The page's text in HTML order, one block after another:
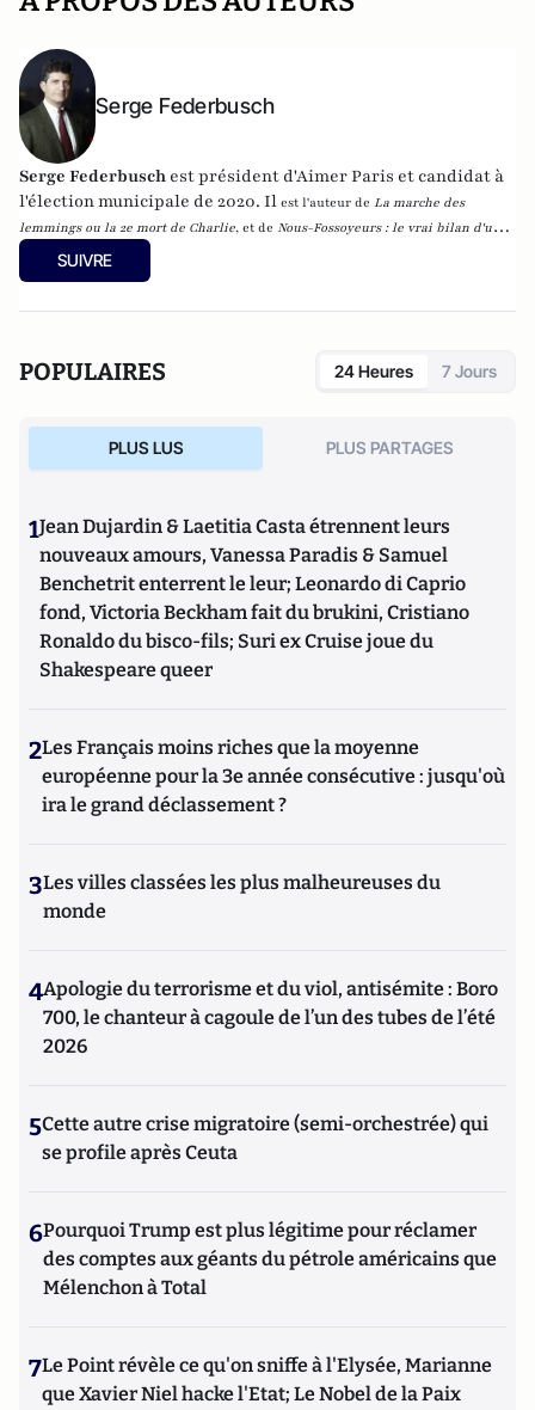
Serge Federbusch
Serge Federbusch est président d'Aimer Paris et candidat à
l'élection municipale de 2020. Il est l'auteur de La marche des
lemmings ou la 2e mort de Charlie, et de Nous-Fossoyeurs : le vrai bilan d'un
fatal quinquennat
SUIVRE
POPULAIRES 24 Heures 7 Jours
PLUS LUS PLUS PARTAGES
1Jean Dujardin & Laetitia Casta étrennent leurs
nouveaux amours, Vanessa Paradis & Samuel
Benchetrit enterrent le leur; Leonardo di Caprio
fond, Victoria Beckham fait du brukini, Cristiano
Ronaldo du bisco-fils; Suri ex Cruise joue du
Shakespeare queer
2Les Français moins riches que la moyenne
européenne pour la 3e année consécutive : jusqu'où
ira le grand déclassement ?
3Les villes classées les plus malheureuses du
monde
4Apologie du terrorisme et du viol, antisémite : Boro
700, le chanteur à cagoule de l’un des tubes de l’été
2026
5Cette autre crise migratoire (semi-orchestrée) qui
se profile après Ceuta
6Pourquoi Trump est plus légitime pour réclamer
des comptes aux géants du pétrole américains que
Mélenchon à Total
7Le Point révèle ce qu'on sniffe à l'Elysée, Marianne
que Xavier Niel hacke l'Etat; Le Nobel de la Paix